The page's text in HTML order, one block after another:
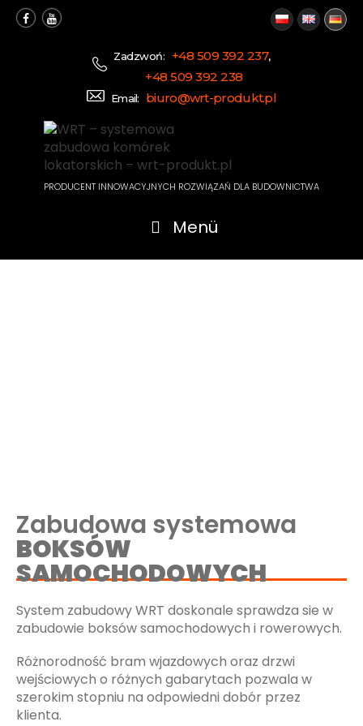
Zadzwoń: +48 509 392 237,
+48 509 392 238
Email: biuro@wrt-produkt.pl
PRODUCENT INNOWACYJNYCH ROZWIĄZAŃ DLA BUDOWNICTWA
Menü
Zabudowa systemowa
BOKSÓW
SAMOCHODOWYCH
System zabudowy WRT doskonale sprawdza sie w
zabudowie boksów samochodowych i rowerowych.
Różnorodność bram wjazdowych oraz drzwi
wejściowych o różnych gabarytach pozwala w
szerokim stopniu na odpowiedni dobór przez
klienta.